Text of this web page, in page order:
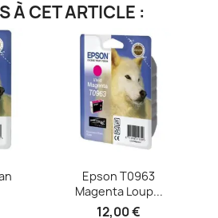
À CET ARTICLE :
Epson T0963
Magenta Loup...
12,00 €